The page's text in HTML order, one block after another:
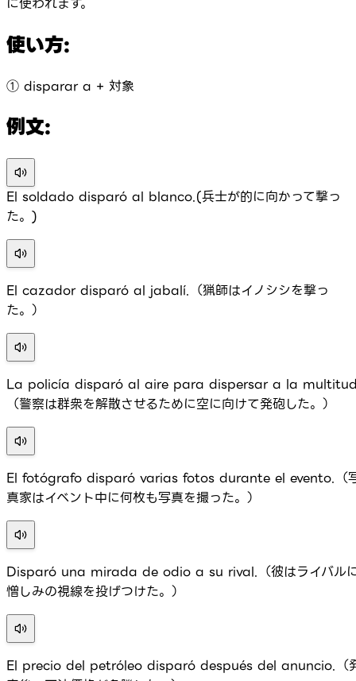
使い方:
① disparar a + 対象
例文:
El soldado disparó al blanco.(兵士が的に向かって撃っ
た。)
El cazador disparó al jabalí.（猟師はイノシシを撃っ
た。）
La policía disparó al aire para dispersar a la
（警察は群衆を解散させるために空に向けて発砲した。）
El fotógrafo disparó varias fotos durante el evento.（
真家はイベント中に何枚も写真を撮った。）
Disparó una mirada de odio a su rival.（彼はライバル
憎しみの視線を投げつけた。）
El precio del petróleo disparó después del anuncio.（